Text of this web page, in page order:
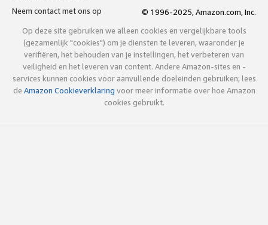
Neem contact met ons op
© 1996-2025, Amazon.com, Inc.
Op deze site gebruiken we alleen cookies en vergelijkbare tools
(gezamenlijk "cookies") om je diensten te leveren, waaronder je
verifiëren, het behouden van je instellingen, het verbeteren van
veiligheid en het leveren van content. Andere Amazon-sites en -
services kunnen cookies voor aanvullende doeleinden gebruiken; lees
de Amazon Cookieverklaring voor meer informatie over hoe Amazon
cookies gebruikt.